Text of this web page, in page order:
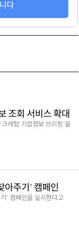
다
조회 서비스 확대
크레탑 기업정보 브리핑’을
아주기’ 캠페인
’ 캠페인을 실시한다고